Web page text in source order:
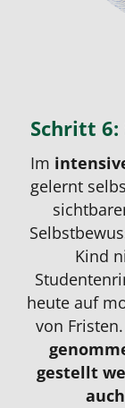
Schritt
Im
gelernt
Kind
heute auf
von Fristen.
gestellt